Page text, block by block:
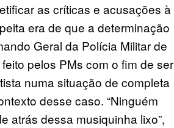
as críticas e acusações à
era de que a determinação
Geral da Polícia Militar de
pelos PMs com o fim de ser
numa situação de completa
desse caso. “Ninguém
atrás dessa musiquinha lixo”,